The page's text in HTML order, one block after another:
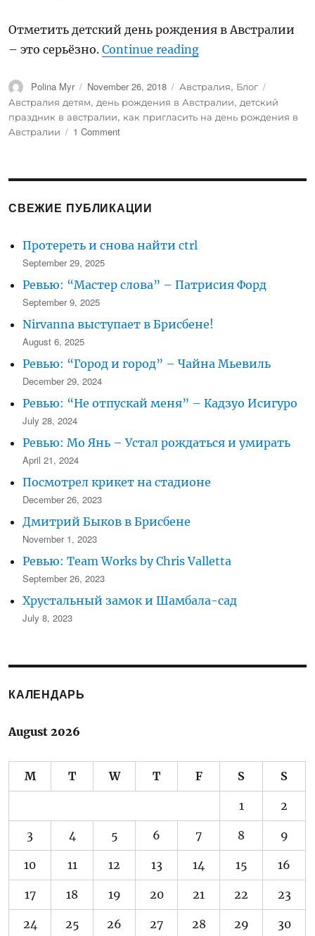
Отметить детский день рождения в Австралии
– это серьёзно.Continue reading“Детский день
Author
Polina Myr
Posted
on
November 26, 2018 Categories
Австралия, Блог
Австралия детям,день рождения в Австралии,детский
праздник в австралии, как пригласить на день рождения в
Австралии
1 Commenton
рождения
Австралии
серьёзно
СВЕЖИЕ ПУБЛИКАЦИИ
Протереть и снова найти ctrl
September 29, 2025
Ревью: “Мастер слова” – Патрисия Форд
September 9, 2025
Nirvanna выступает в Брисбене!
August 6, 2025
Ревью: “Город и город” – Чайна Мьевиль
December 29, 2024
Ревью: “Не отпускай меня” – Кадзуо Исигуро
July 28, 2024
Ревью: Мо Янь – Устал рождаться и умирать
April 21, 2024
Посмотрел крикет на стадионе
December 26, 2023
Дмитрий Быков в Брисбене
November 1, 2023
Ревью: Team Works by Chris Valletta
September 26, 2023
Хрустальный замок и Шамбала-сад
July 8, 2023
КАЛЕНДАРЬ
August 2026
M T W T F S S
1 2
3 4 5 6 7 8 9
10 11 12 13 14 15 16
17 18 19 20 21 22 23
24 25 26 27 28 29 30